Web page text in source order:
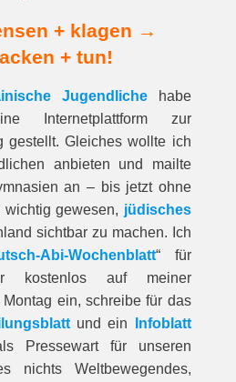
+ klagen →
+ tun!
Jugendlichehabe
Internetplattform zur
gestellt. Gleiches wollte ich
anbieten und mailte
an – bis jetzt ohne
wichtig gewesen, jüdisches
sichtbar zu machen. Ich
Abi-Wochenblatt“ für
kostenlos auf meiner
ein, schreibe für das
und ein
Infoblatt
Pressewart für unseren
nichts Weltbewegendes,